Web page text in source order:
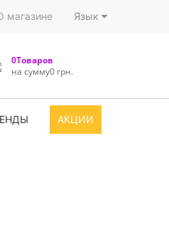
магазине Язык
0Товаров
на сумму0 грн.
АКЦИИ